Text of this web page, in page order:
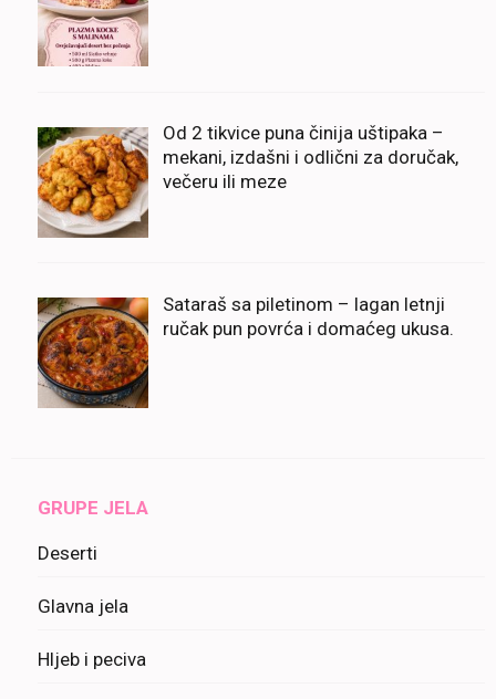
Od 2 tikvice puna činija uštipaka –
mekani, izdašni i odlični za doručak,
večeru ili meze
Sataraš sa piletinom – lagan letnji
ručak pun povrća i domaćeg ukusa.
GRUPE JELA
Deserti
Glavna jela
Hljeb i peciva